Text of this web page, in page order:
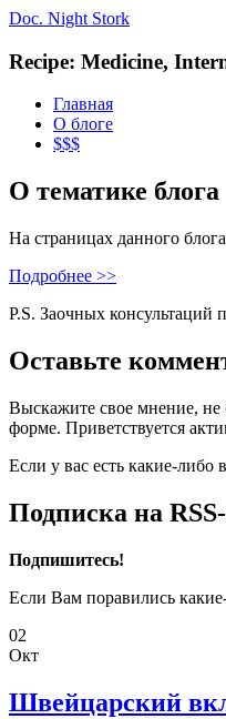
Doc. Night Stork
Recipe: Medicine,
Главная
О блоге
$$$
О тематике блога
На страницах данного
Подробнее >>
P.S. Заочных консультаций
Оставьте
Выскажите свое мнение, не
форме. Приветствуется
Если у вас есть какие-либо
Подписка на
Подпишитесь!
Если Вам поравились
02
Окт
Швейцарский